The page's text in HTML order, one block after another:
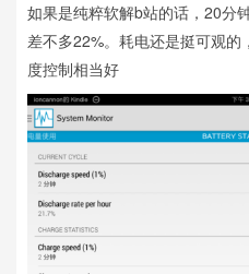
如果是纯粹软解b站的话，20分
差不多22%。耗电还是挺可观
度控制相当好